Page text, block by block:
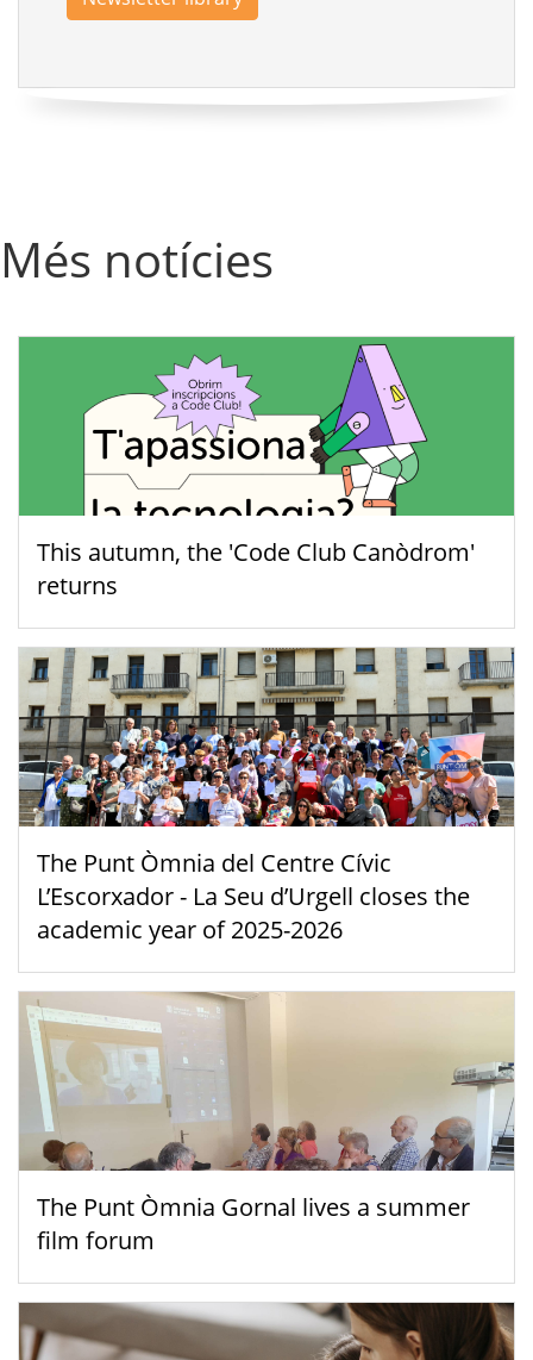
Més notícies
This autumn, the 'Code Club Canòdrom'
returns
The Punt Òmnia del Centre Cívic
L’Escorxador - La Seu d’Urgell closes the
academic year of 2025-2026
The Punt Òmnia Gornal lives a summer
film forum